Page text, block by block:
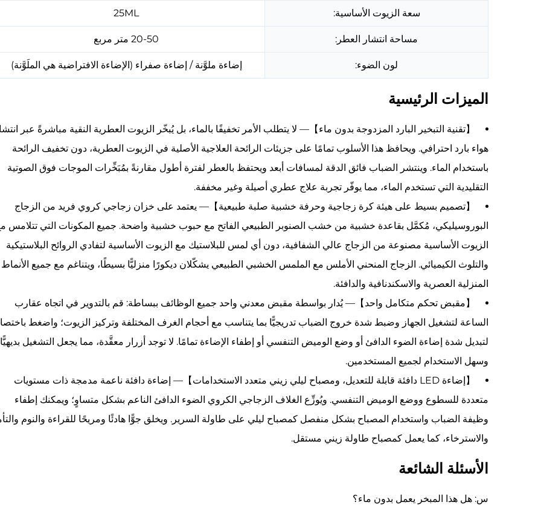
سعة الزيوت الأساسية: 25ML
مساحة انتشار العطر: 20-50 متر مربع
لون الضوء: إضاءة ملوَّنة / إضاءة صفراء (الإضاءة الافتراضية هي الملَوَّنة)
الميزات الرئيسية
【تقنية التبخير البارد المزدوجة بدون ماء】— لا يتطلب الأمر تخفيفًا بالماء، بل يُبخّر الزيوت العطرية النقية مباشرةً عبر
هواء بارد احترافي. ويحافظ هذا الأسلوب تمامًا على جزيئات الرائحة العلاجية الأصلية في الزيوت العطرية، دون تخفيف الرائحة
باستخدام الماء. وينتشر الضباب فائق الدقة لمسافات أبعد ويحتفظ بالعطر لفترة أطول مقارنةً بمُبَخِّرات الموجات فوق الصوتية
التقليدية التي تستخدم الماء، مما يوفّر تجربة علاج عطري أصيلة وغير مخففة.
【تصميم بسيط على هيئة كرة زجاجية وحرفة خشبية صلبة طبيعية】— يعتمد على خزان زجاجي كروي فريد من الزجاج
البوروسيليكي، مُكمَّل بقاعدة خشبية من خشب الصنوبر الطبيعي الفاتح مع حبوب خشبية واضحة. جميع المكونات التي تتلامس
الزيوت الأساسية مصنوعة من الزجاج عالي الشفافية، دون أي لمس للبلاستيك مع الزيوت الأساسية لتفادي الروائح البلاستيكية
والتلوث الكيميائي. الزجاج المنحني الأملس مع الملمس الخشبي الطبيعي يشكّلان ديكورًا منزليًّا بسيطًا، ويتناغم مع جميع الأنماط
المنزلية العصرية والاسكندنافية والدافئة.
【مقبض تحكم متكامل واحد】— يُدار بواسطة مقبض معدني واحد جميع الوظائف ببساطة: قم بالتدوير في اتجاه عقارب
الساعة لتشغيل الجهاز وضبط شدة خروج الضباب تدريجيًّا بما يتناسب مع أحجام الغرف المختلفة وتركيز الزيوت؛ واضغط
لتبديل شدة إضاءة الضوء الدافئ أو وضع الوميض التنفسي أو إطفاء الإضاءة تمامًا. لا توجد أزرار معقَّدة، مما يجعل التشغيل بديهيًّا
وسهل الاستخدام لجميع المستخدمين.
【إضاءة LED دافئة قابلة للتعديل، ومصباح ليلي زيني متعدد الاستخدامات】— إضاءة دافئة ناعمة مدمجة ذات مستويات
متعددة للسطوع ووضع الوميض التنفسي. ويُوزِّع الغلاف الزجاجي الكروي الضوء الدافئ الناعم بشكل متساوٍ؛ ويمكنك إطفاء
وظيفة الضباب واستخدام المصباح بشكل منفصل كمصباح ليلي على طاولة السرير. ويخلق جوًّا هادئًا ومريحًا للقراءة والنوم
والاسترخاء، كما يعمل كمصباح طاولة زيني مستقل.
الأسئلة الشائعة
س: هل هذا المبخر يعمل بدون ماء؟